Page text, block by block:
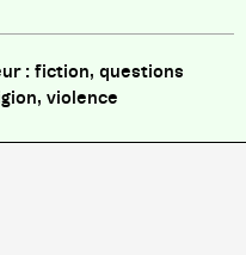
fiction, questions
violence